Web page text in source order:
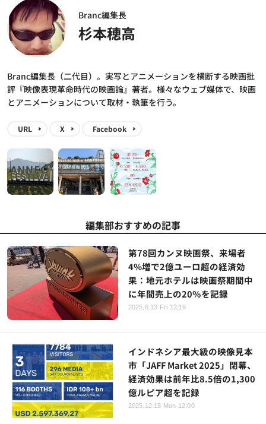
Branc編集長
杉本穂高
Branc編集長（二代目）。実写とアニメーションを横断する映画批
評『映像表現革命時代の映画論』著者。様々なウェブ媒体で、映画
とアニメーションについて取材・執筆を行う。
URL X Facebook
編集部おすすめの記事
第78回カンヌ映画祭、来場者
4%増で2億ユーロ超の経済効
果：地元ホテルは映画祭期間中
に年間売上の20％を記録
2025.6.13 Fri 12:19
インドネシア最大級の映像見本
市「JAFF Market 2025」閉幕、
経済効果は前年比8.5倍の1,300
億ルピア超を記録
2025.12.15 Mon 12:00